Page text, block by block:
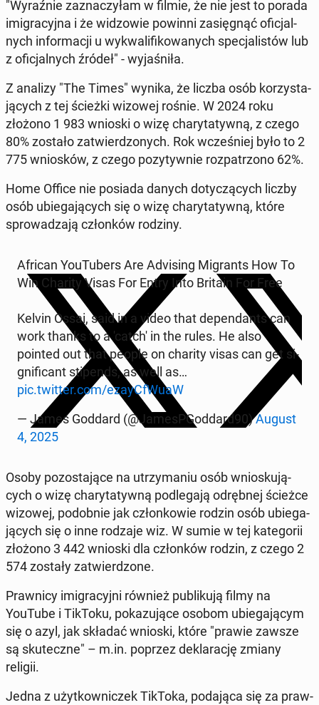
"Wy­raź­nie za­zna­czy­łam w filmie, że nie jest to porada
imi­gra­cyj­na i że wi­dzo­wie powinni za­się­gnąć ofi­cjal­
nych in­for­ma­cji u wy­kwa­li­fi­ko­wa­nych spe­cja­li­stów lub
z ofi­cjal­nych źródeł" - wy­ja­śni­ła.
Z analizy "The Times" wynika, że liczba osób ko­rzy­sta­
ją­cych z tej ścieżki wizowej rośnie. W 2024 roku
złożono 1 983 wnioski o wizę cha­ry­ta­tyw­ną, z czego
80% zostało za­twier­dzo­nych. Rok wcze­śniej było to 2
775 wnio­sków, z czego po­zy­tyw­nie roz­pa­trzo­no 62%.
Home Office nie posiada danych do­ty­czą­cych liczby
osób ubie­ga­ją­cych się o wizę cha­ry­ta­tyw­ną, które
spro­wa­dza­ją człon­ków rodziny.
African YouTu­bers Are Ad­vi­sing Mi­grants How To
Win Charity Visas For Entry Into Britain For Free
Kelvin Ossai, said in a video that de­pen­dants can
work thanks to a 'catch' in the rules. He also
pointed out that people on charity visas can get si­
gni­fi­cant sti­pends, as well as…
pic.twitter.com/ezayC­fWu­aW
— James Goddard (@Ja­me­sP­God­dard90)August
4, 2025
Osoby po­zo­sta­ją­ce na utrzy­ma­niu osób wnio­sku­ją­
cych o wizę cha­ry­ta­tyw­ną pod­le­ga­ją od­ręb­nej ścieżce
wizowej, po­dob­nie jak człon­ko­wie rodzin osób ubie­ga­
ją­cych się o inne rodzaje wiz. W sumie w tej ka­te­go­rii
złożono 3 442 wnioski dla człon­ków rodzin, z czego 2
574 zostały za­twier­dzo­ne.
Praw­ni­cy imi­gra­cyj­ni również pu­bli­ku­ją filmy na
YouTube i TikToku, po­ka­zu­ją­ce osobom ubie­ga­ją­cym
się o azyl, jak składać wnioski, które "prawie zawsze
są sku­tecz­ne" – m.in. poprzez de­kla­ra­cję zmiany
religii.
Jedna z użyt­kow­ni­czek TikToka, po­da­ją­ca się za praw­